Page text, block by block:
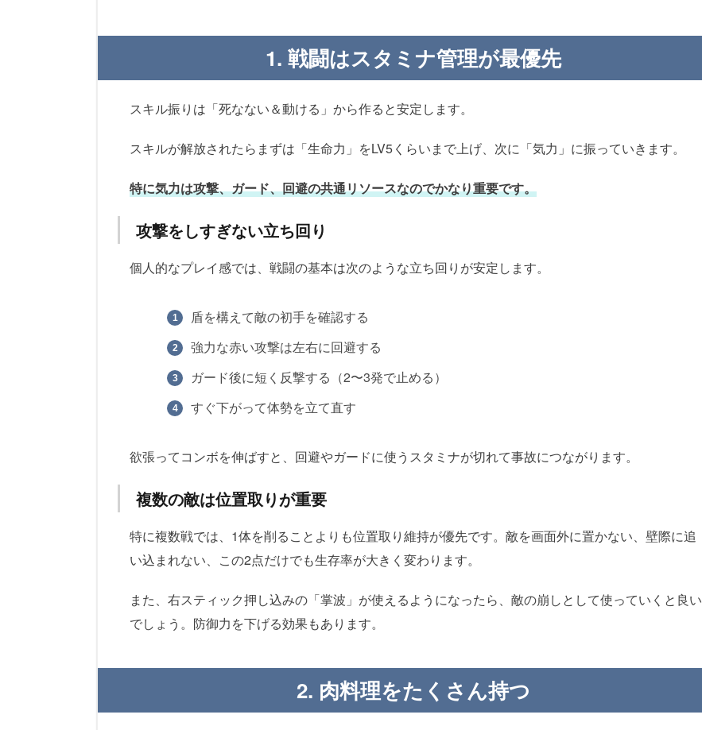
1. 戦闘はスタミナ管理が最優先
スキル振りは「死なない＆動ける」から作ると安定します。
スキルが解放されたらまずは「生命力」をLV5くらいまで上げ、次に「気力」に振っていきます。
特に気力は攻撃、ガード、回避の共通リソースなのでかなり重要です。
攻撃をしすぎない立ち回り
個人的なプレイ感では、戦闘の基本は次のような立ち回りが安定します。
盾を構えて敵の初手を確認する
強力な赤い攻撃は左右に回避する
ガード後に短く反撃する（2〜3発で止める）
すぐ下がって体勢を立て直す
欲張ってコンボを伸ばすと、回避やガードに使うスタミナが切れて事故につながります。
複数の敵は位置取りが重要
特に複数戦では、1体を削ることよりも位置取り維持が優先です。敵を画面外に置かない、壁際に追
い込まれない、この2点だけでも生存率が大きく変わります。
また、右スティック押し込みの「掌波」が使えるようになったら、敵の崩しとして使っていくと良い
でしょう。防御力を下げる効果もあります。
2. 肉料理をたくさん持つ